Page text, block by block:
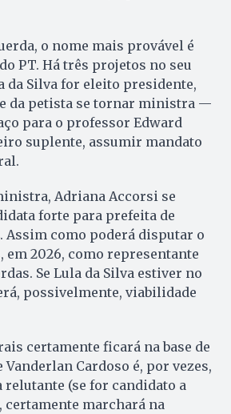
o nome mais provável é
PT. Há três projetos no seu
da Silva for eleito presidente,
da petista se tornar ministra —
para o professor Edward
suplente, assumir mandato
Adriana Accorsi se
forte para prefeita de
Assim como poderá disputar o
em 2026, como representante
Se Lula da Silva estiver no
possivelmente, viabilidade
certamente ficará na base de
Vanderlan Cardoso é, por vezes,
(se for candidato a
certamente marchará na